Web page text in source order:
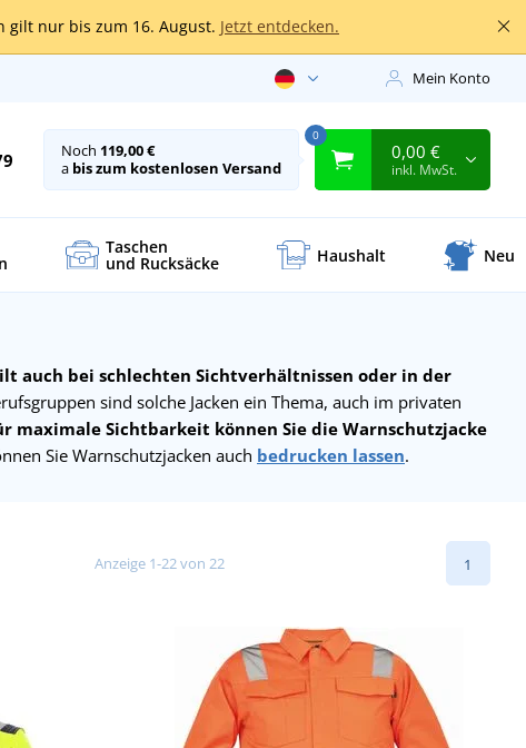
gilt nur bis zum 16. August. Jetzt entdecken.
Mein Konto
Noch 119,00 €
a bis zum kostenlosen Versand
0
0,00 €
inkl. MwSt.
Taschen
und Rucksäcke Haushalt Neu
auch bei schlechten Sichtverhältnissen oder in der
sind solche Jacken ein Thema, auch im privaten
maximale Sichtbarkeit können Sie die Warnschutzjacke
Sie Warnschutzjacken auch bedrucken lassen.
Anzeige 1-22 von 22 1